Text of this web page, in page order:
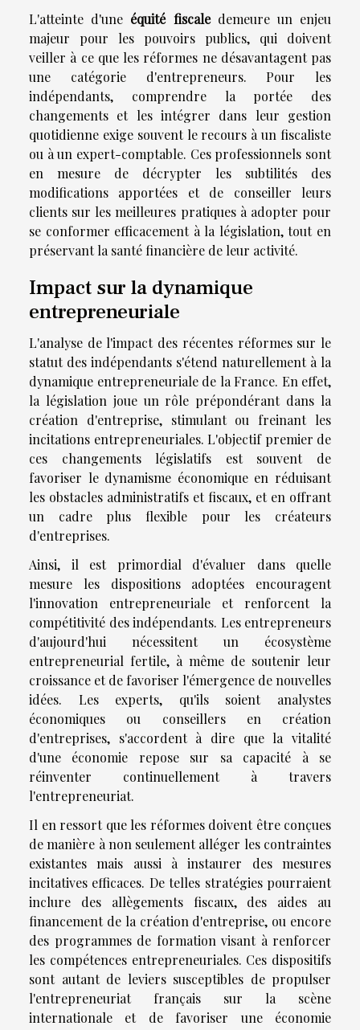
L'atteinte d'une équité fiscaledemeure un enjeu
majeur pour les pouvoirs publics, qui doivent
veiller à ce que les réformes ne désavantagent pas
une catégorie d'entrepreneurs. Pour les
indépendants, comprendre la portée des
changements et les intégrer dans leur gestion
quotidienne exige souvent le recours à un fiscaliste
ou à un expert-comptable. Ces professionnels sont
en mesure de décrypter les subtilités des
modifications apportées et de conseiller leurs
clients sur les meilleures pratiques à adopter pour
se conformer efficacement à la législation, tout en
préservant la santé financière de leur activité.
Impact sur la dynamique
entrepreneuriale
L'analyse de l'impact des récentes réformes sur le
statut des indépendants s'étend naturellement à la
dynamique entrepreneuriale de la France. En effet,
la législation joue un rôle prépondérant dans la
création d'entreprise, stimulant ou freinant les
incitations entrepreneuriales. L'objectif premier de
ces changements législatifs est souvent de
favoriser le dynamisme économique en réduisant
les obstacles administratifs et fiscaux, et en offrant
un cadre plus flexible pour les créateurs
d'entreprises.
Ainsi, il est primordial d'évaluer dans quelle
mesure les dispositions adoptées encouragent
l'innovation entrepreneuriale et renforcent la
compétitivité des indépendants. Les entrepreneurs
d'aujourd'hui nécessitent un écosystème
entrepreneurial fertile, à même de soutenir leur
croissance et de favoriser l'émergence de nouvelles
idées. Les experts, qu'ils soient analystes
économiques ou conseillers en création
d'entreprises, s'accordent à dire que la vitalité
d'une économie repose sur sa capacité à se
réinventer continuellement à travers
l'entrepreneuriat.
Il en ressort que les réformes doivent être conçues
de manière à non seulement alléger les contraintes
existantes mais aussi à instaurer des mesures
incitatives efficaces. De telles stratégies pourraient
inclure des allègements fiscaux, des aides au
financement de la création d'entreprise, ou encore
des programmes de formation visant à renforcer
les compétences entrepreneuriales. Ces dispositifs
sont autant de leviers susceptibles de propulser
l'entrepreneuriat français sur la scène
internationale et de favoriser une économie